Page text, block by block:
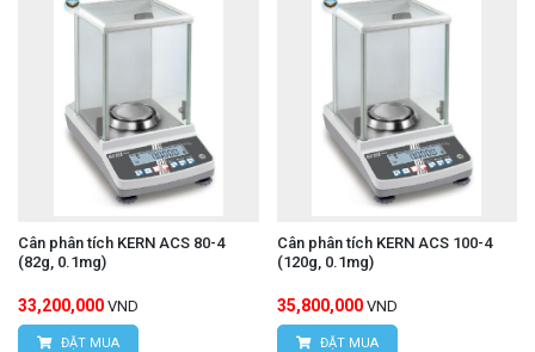
Cân phân tích KERN ACS 80-4
(82g, 0.1mg)
33,200,000 VND
ĐẶT MUA
Cân phân tích KERN ACS 100-4
(120g, 0.1mg)
35,800,000 VND
ĐẶT MUA